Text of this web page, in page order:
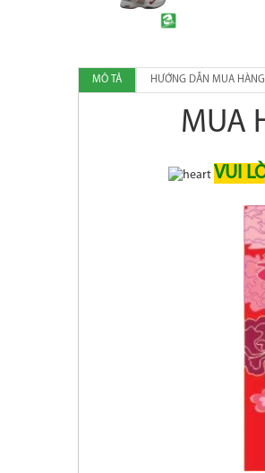
MÔ TẢ HƯỚNG DẪN MUA HÀNG
MUA
VUI